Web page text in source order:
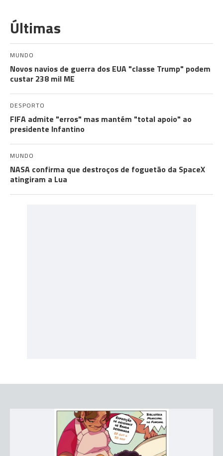
Últimas
MUNDO
Novos navios de guerra dos EUA "classe Trump" podem
custar 238 mil ME
DESPORTO
FIFA admite "erros" mas mantém "total apoio" ao
presidente Infantino
MUNDO
NASA confirma que destroços de foguetão da SpaceX
atingiram a Lua